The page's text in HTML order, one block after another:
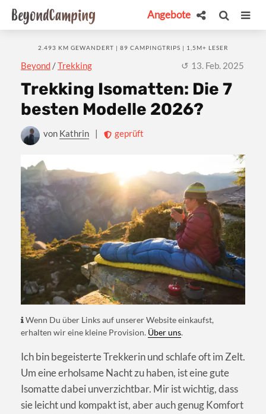
Angebote
Beyond /Trekking
2.493 KM GEWANDERT | 89 CAMPINGTRIPS | 1,5M+ LESER
13. Feb. 2025
Trekking Isomatten: Die 7
besten Modelle 2026?
von Kathrin geprüft
Wenn Du über Links auf unserer Website einkaufst,
erhalten wir eine kleine Provision. Über uns.
Ich bin begeisterte Trekkerin und schlafe oft im Zelt.
Um eine erholsame Nacht zu haben, ist eine gute
Isomatte dabei unverzichtbar. Mir ist wichtig, dass
sie leicht und kompakt ist, aber auch genug Komfort